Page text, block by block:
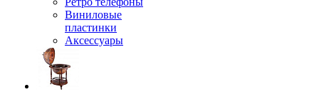
Виниловые
пластинки
Аксессуары